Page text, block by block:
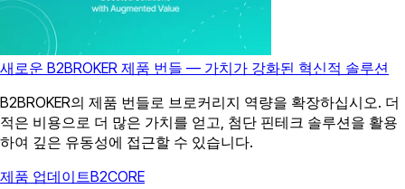
새로운 B2BROKER 제품 번들 — 가치가 강화된 혁신적 솔루션
B2BROKER의 제품 번들로 브로커리지 역량을 확장하십시오. 더
적은 비용으로 더 많은 가치를 얻고, 첨단 핀테크 솔루션을 활용
하여 깊은 유동성에 접근할 수 있습니다.
제품 업데이트B2CORE